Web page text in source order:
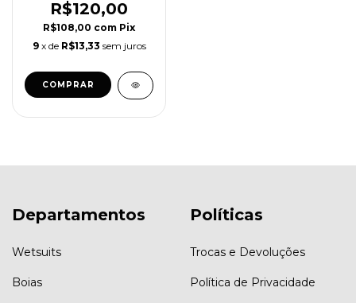
R$120,00
R$108,00 com Pix
9 x de R$13,33 sem juros
Departamentos
Wetsuits
Boias
Políticas
Trocas e Devoluções
Política de Privacidade